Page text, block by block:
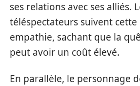
ses relations avec ses alliés.
téléspectateurs suivent cette
empathie, sachant que la
peut avoir un coût élevé.
En parallèle, le personnage